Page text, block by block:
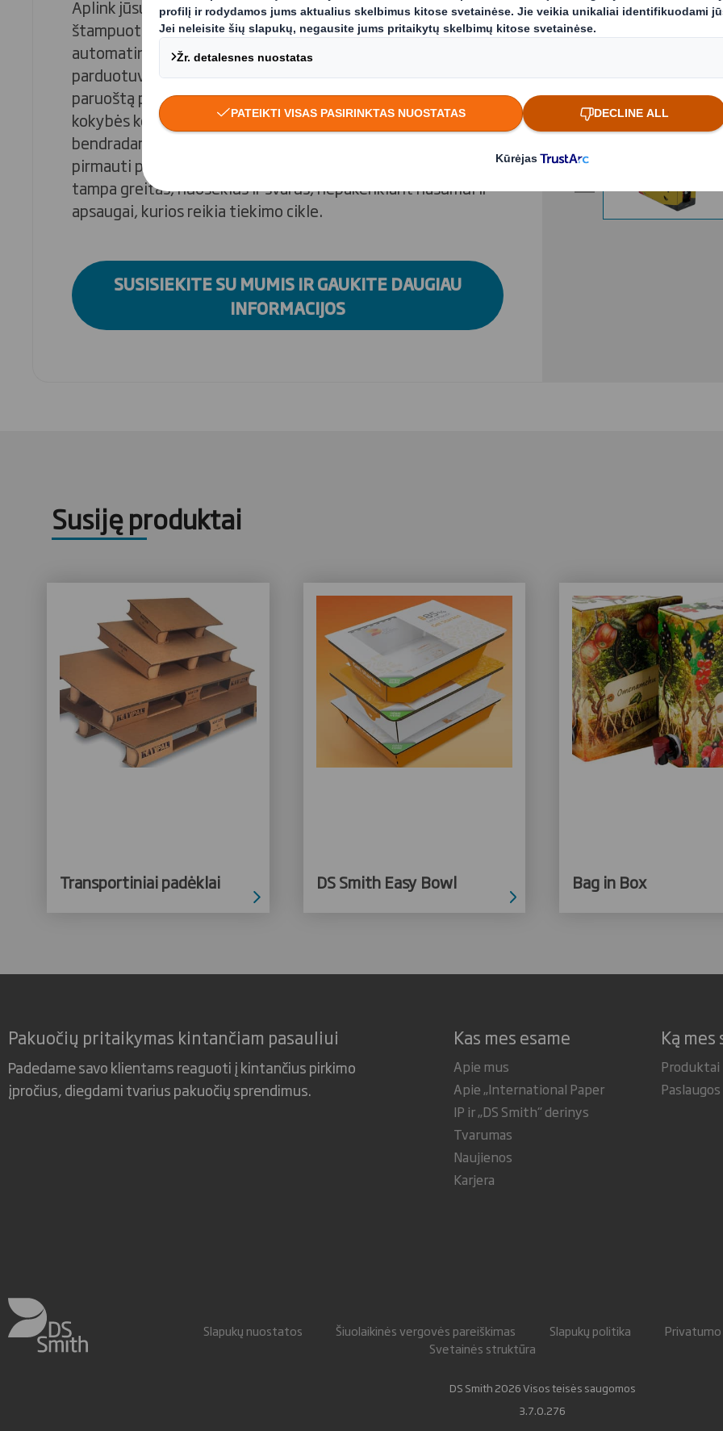
Aplink jūsų gaminius suformuojamos paprastos, gofruotos,
štampuoto kartono pakuotės, skirtos naudoti didelės spartos
automatinėse pildymo ir pakavimo linijose, ir atidaromos
parduotuvėje, kad būtų galima naudoti kaip lentynoje
paruoštą pakuotę. Mes deriname technines žinias su griežta
kokybės kontrole, o mūsų projektavimo komandos
bendradarbiauja su štampavimo specialistais, siekdamos
pirmauti perforavimo technologijų srityje. Dėl to atidarymas
tampa greitas, nuoseklus ir švarus, nepakenkiant našumui ir
apsaugai, kurios reikia tiekimo cikle.
SUSISIEKITE SU MUMIS IR GAUKITE DAUGIAU
INFORMACIJOS
Previous slide
Spustelkite norėdami
Susiję produktai
Transportiniai padėklai DS Smith Easy Bowl Bag in Box
Pakuočių pritaikymas kintančiam pasauliui
Padedame savo klientams reaguoti į kintančius pirkimo
įpročius, diegdami tvarius pakuočių sprendimus.
Kas mes esame
Apie mus
Apie „International Paper
IP ir „DS Smith“ derinys
Tvarumas
Naujienos
Karjera
Ką
Produktai
Paslaugos
Slapukų nuostatos Šiuolaikinės vergovės pareiškimas Slapukų politika
Svetainės struktūra
DS Smith 2026 Visos teisės saugomos
3.7.0.276